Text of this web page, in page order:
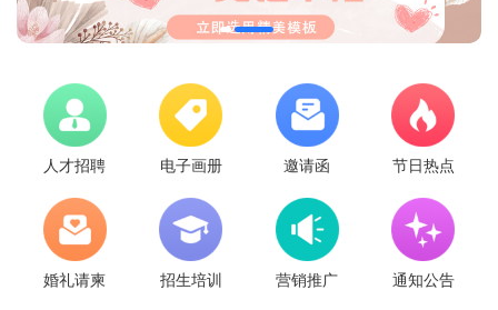
人才招聘 电子画册 邀请函 节日热点
婚礼请柬 招生培训 营销推广 通知公告